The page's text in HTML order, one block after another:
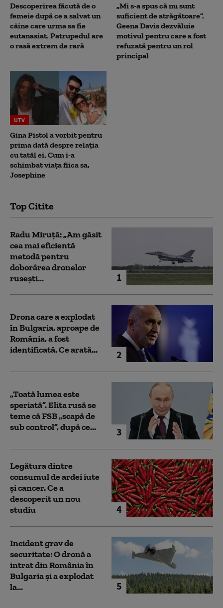
Descoperirea făcută de o
femeie după ce a salvat un
câine care urma sa fie
eutanasiat. Patrupedul are
o rasă extrem de rară
„Mi s-a spus că nu sunt
suficient de atrăgătoare”.
Geena Davis dezvăluie
motivul pentru care a fost
refuzată pentru un rol
principal
UTV
Gina Pistol a vorbit pentru
prima dată despre relația
cu tatăl ei. Cum i-a
schimbat viața fiica sa,
Josephine
Top Citite
1
Radu Miruță: „Am găsit
cea mai eficientă
metodă pentru
doborârea dronelor
rusești...
2
Drona care a explodat
în Bulgaria, aproape de
România, a fost
identificată. Ce arată...
3
„Toată lumea este
speriată”. Elita rusă se
teme că FSB „scapă de
sub control”, după ce...
4
Legătura dintre
consumul de ardei iute
și cancer. Ce a
descoperit un nou
studiu
5
Incident grav de
securitate: O dronă a
intrat din România în
Bulgaria şi a explodat
la...